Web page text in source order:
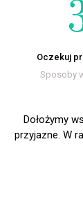
Oczekuj
Sposoby
Dołożymy
przyjazne. W